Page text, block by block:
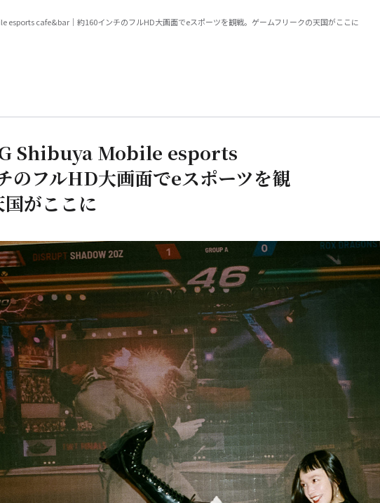
esports cafe&bar｜約160インチのフルHD大画面でeスポーツを観戦。ゲームフリークの天国がここに
Shibuya Mobile esports
フルHD大画面でeスポーツを観
がここに